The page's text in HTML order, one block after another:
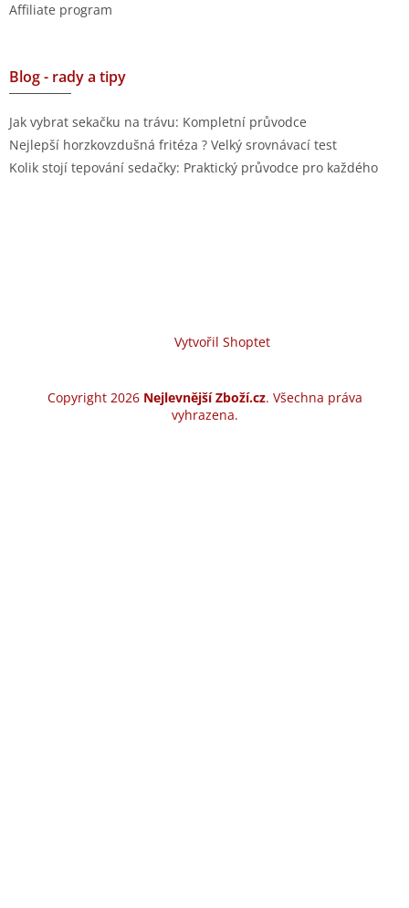
Affiliate program
Blog - rady a tipy
Jak vybrat sekačku na trávu: Kompletní průvodce
Nejlepší horzkovzdušná fritéza ? Velký srovnávací test
Kolik stojí tepování sedačky: Praktický průvodce pro každého
Vytvořil Shoptet
Copyright 2026 Nejlevnější Zboží.cz. Všechna práva
vyhrazena.